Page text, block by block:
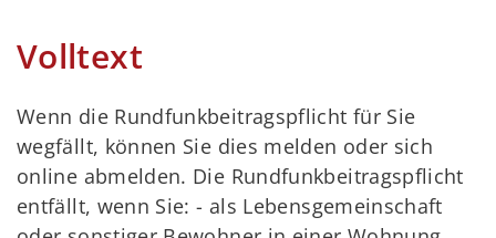
Volltext
Wenn die Rundfunkbeitragspflicht für Sie
wegfällt, können Sie dies melden oder sich
online abmelden. Die Rundfunkbeitragspflicht
entfällt, wenn Sie: - als Lebensgemeinschaft